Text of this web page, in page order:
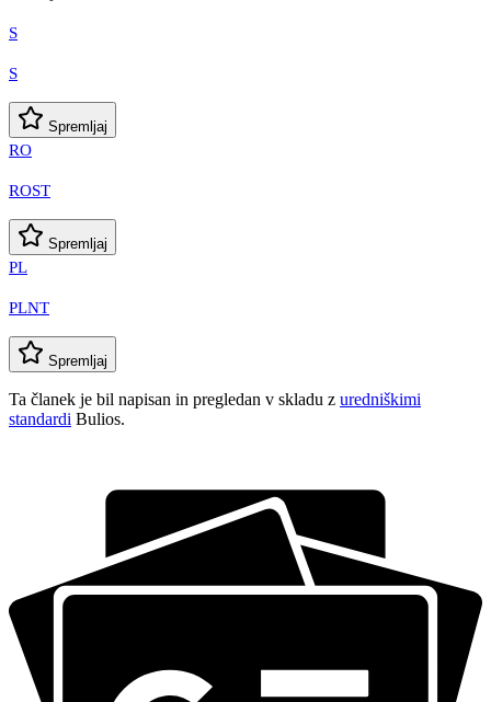
S
S
Spremljaj
RO
ROST
Spremljaj
PL
PLNT
Spremljaj
Ta članek je bil napisan in pregledan v skladu z uredniškimi
standardi Bulios.